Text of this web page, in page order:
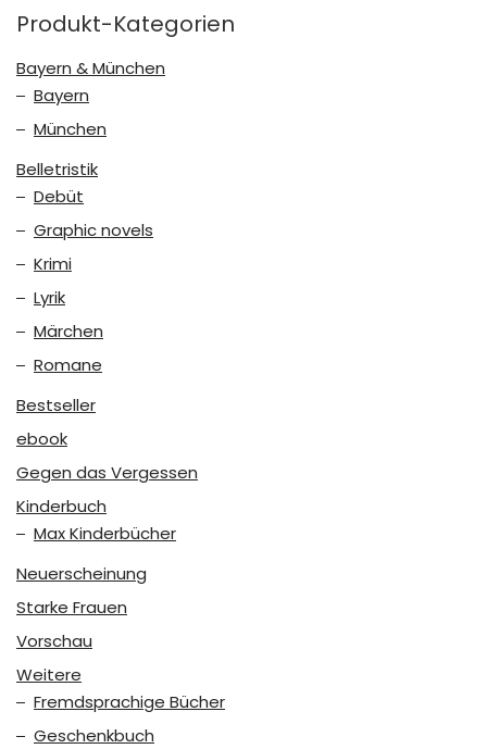
Produkt-Kategorien
Bayern & München
Bayern
München
Belletristik
Debüt
Graphic novels
Krimi
Lyrik
Märchen
Romane
Bestseller
ebook
Gegen das Vergessen
Kinderbuch
Max Kinderbücher
Neuerscheinung
Starke Frauen
Vorschau
Weitere
Fremdsprachige Bücher
Geschenkbuch